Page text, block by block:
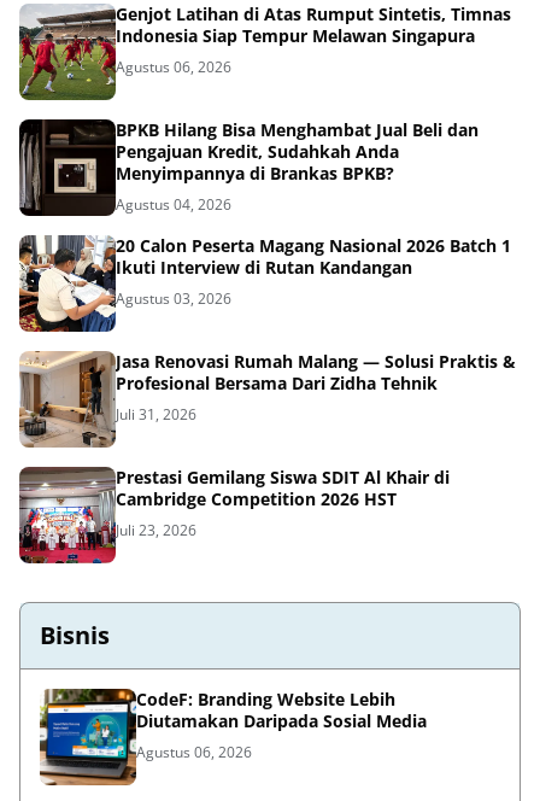
Genjot Latihan di Atas Rumput Sintetis, Timnas
Indonesia Siap Tempur Melawan Singapura
Agustus 06, 2026
BPKB Hilang Bisa Menghambat Jual Beli dan
Pengajuan Kredit, Sudahkah Anda
Menyimpannya di Brankas BPKB?
Agustus 04, 2026
20 Calon Peserta Magang Nasional 2026 Batch 1
Ikuti Interview di Rutan Kandangan
Agustus 03, 2026
Jasa Renovasi Rumah Malang — Solusi Praktis &
Profesional Bersama Dari Zidha Tehnik
Juli 31, 2026
Prestasi Gemilang Siswa SDIT Al Khair di
Cambridge Competition 2026 HST
Juli 23, 2026
Bisnis
CodeF: Branding Website Lebih
Diutamakan Daripada Sosial Media
Agustus 06, 2026